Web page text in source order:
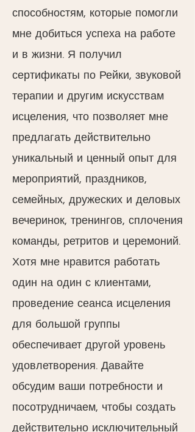
способностям, которые помогли
мне добиться успеха на работе
и в жизни. Я получил
сертификаты по Рейки, звуковой
терапии и другим искусствам
исцеления, что позволяет мне
предлагать действительно
уникальный и ценный опыт для
мероприятий, праздников,
семейных, дружеских и деловых
вечеринок, тренингов, сплочения
команды, ретритов и церемоний.
Хотя мне нравится работать
один на один с клиентами,
проведение сеанса исцеления
для большой группы
обеспечивает другой уровень
удовлетворения. Давайте
обсудим ваши потребности и
посотрудничаем, чтобы создать
действительно исключительный